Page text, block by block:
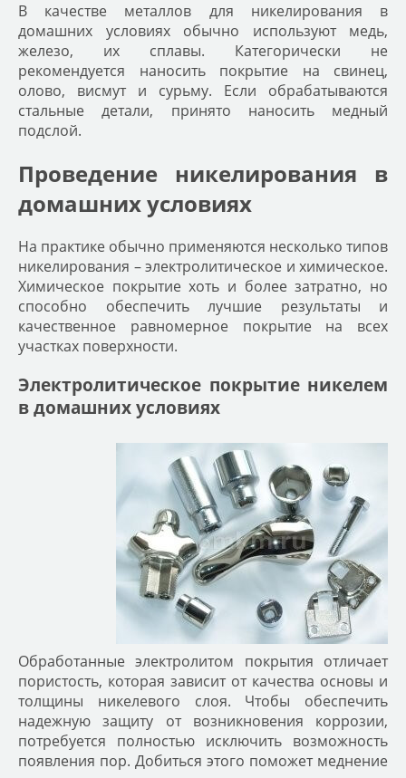
В качестве металлов для никелирования в
домашних условиях обычно используют медь,
железо, их сплавы. Категорически не
рекомендуется наносить покрытие на свинец,
олово, висмут и сурьму. Если обрабатываются
стальные детали, принято наносить медный
подслой.
Проведение никелирования в
домашних условиях
На практике обычно применяются несколько типов
никелирования – электролитическое и химическое.
Химическое покрытие хоть и более затратно, но
способно обеспечить лучшие результаты и
качественное равномерное покрытие на всех
участках поверхности.
Электролитическое покрытие никелем
в домашних условиях
Обработанные электролитом покрытия отличает
пористость, которая зависит от качества основы и
толщины никелевого слоя. Чтобы обеспечить
надежную защиту от возникновения коррозии,
потребуется полностью исключить возможность
появления пор. Добиться этого поможет меднение